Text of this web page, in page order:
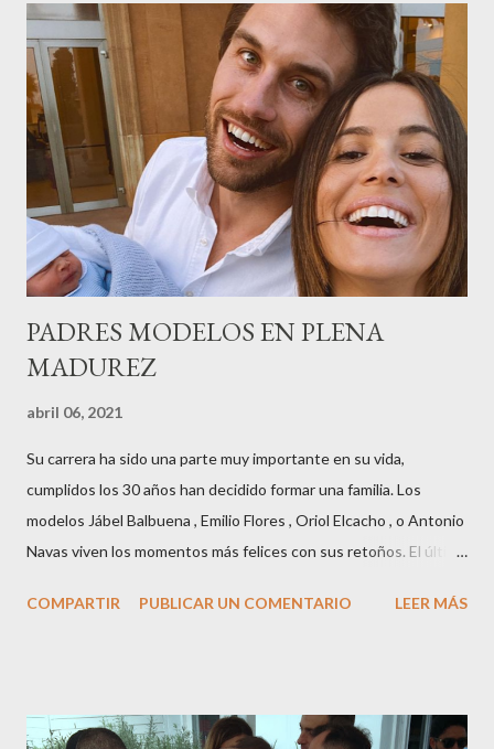
peluquería del grupo.Justo hace unos días Carol Pagés nos
contaba detalles del homenaje en Actualida Rosa en RCE
radio,en el programa que presento todos los jueves de 17 a 18
horas . Carolina y Quionia Pagés Carolina Pagés La cita ,en el
Museu Marítim de BCN ,en las Drassanes reunió a figuras
destacadas del sector,así como clientes, autoridades y medios
de comunicación, en una velada inolvidable bajo el lema “Cien
años peinando almas, creando belleza,i...
PADRES MODELOS EN PLENA
MADUREZ
abril 06, 2021
Su carrera ha sido una parte muy importante en su vida,
cumplidos los 30 años han decidido formar una familia. Los
modelos Jábel Balbuena , Emilio Flores , Oriol Elcacho , o Antonio
Navas viven los momentos más felices con sus retoños. El último
M ateo nació en Barcelona hace poco más de una semana. El top
haciéndole padre de un precioso niño. Marta ha sido toda una
COMPARTIR PUBLICAR UN COMENTARIO LEER MÁS